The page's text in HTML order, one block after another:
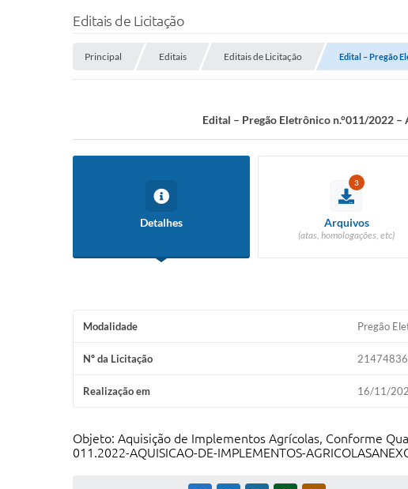
Editais de Licitação
Principal Editais Editais de Licitação Edital – Pregão
Edital – Pregão Eletrônico n.°011/2022
Detalhes
3
Arquivos
(atas, homologações, etc)
Modalidade Pregão
Nº da Licitação
Realização em 16/11/
Objeto: Aquisição de Implementos Agrícolas, Conforme
011.2022-AQUISICAO-DE-IMPLEMENTOS-